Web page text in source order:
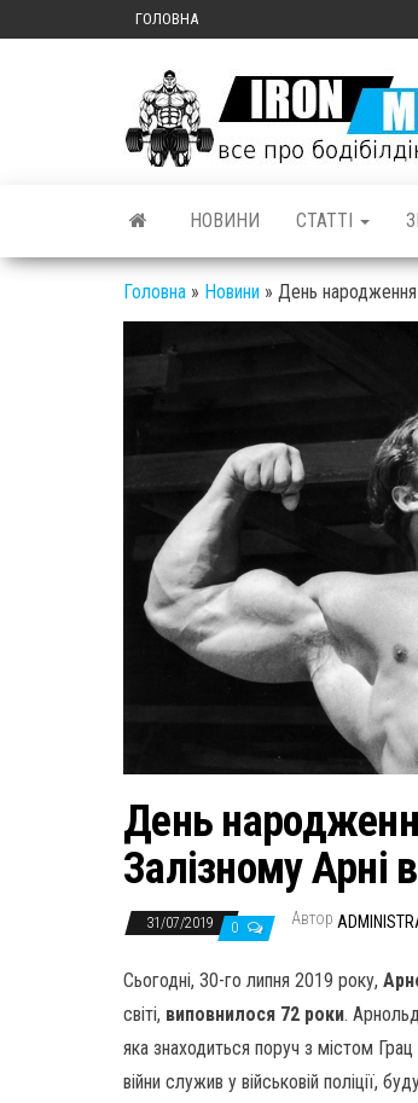
ГОЛОВНА
НОВИНИ СТАТТІ
Головна » Новини » День народження
День
Залізному Арні
31/07/2019 0 Автор
Сьогодні, 30-го липня 2019 року,
світі, виповнилося 72 роки.
яка знаходиться поруч з містом
війни служив у військовій поліції,